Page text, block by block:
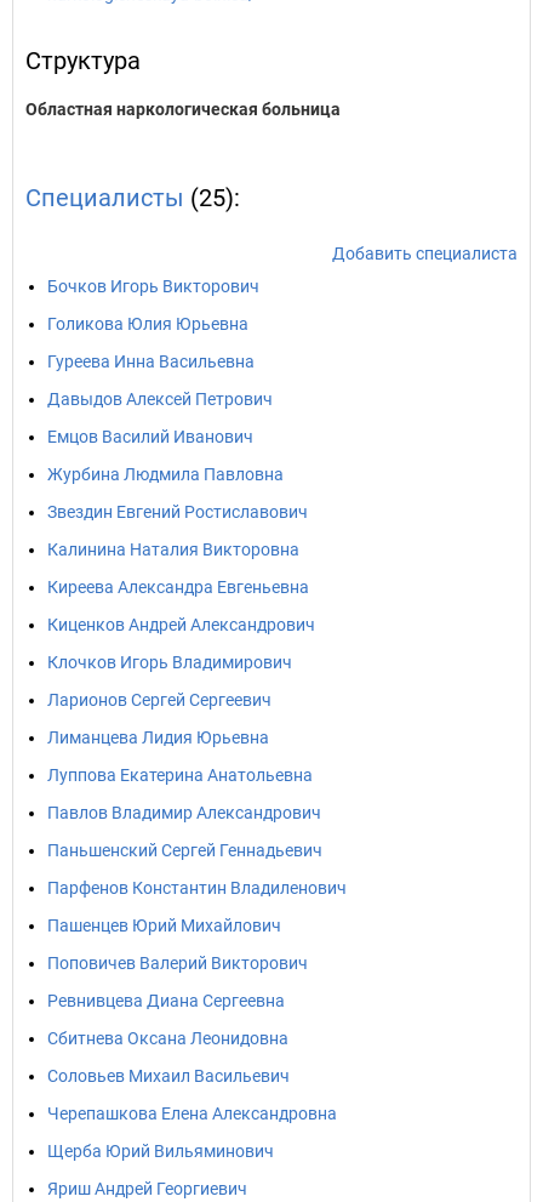
Структура
Областная наркологическая больница
Специалисты (25):
Добавить специалиста
Бочков Игорь Викторович
Голикова Юлия Юрьевна
Гуреева Инна Васильевна
Давыдов Алексей Петрович
Емцов Василий Иванович
Журбина Людмила Павловна
Звездин Евгений Ростиславович
Калинина Наталия Викторовна
Киреева Александра Евгеньевна
Киценков Андрей Александрович
Клочков Игорь Владимирович
Ларионов Сергей Сергеевич
Лиманцева Лидия Юрьевна
Луппова Екатерина Анатольевна
Павлов Владимир Александрович
Паньшенский Сергей Геннадьевич
Парфенов Константин Владиленович
Пашенцев Юрий Михайлович
Поповичев Валерий Викторович
Ревнивцева Диана Сергеевна
Сбитнева Оксана Леонидовна
Соловьев Михаил Васильевич
Черепашкова Елена Александровна
Щерба Юрий Вильяминович
Яриш Андрей Георгиевич